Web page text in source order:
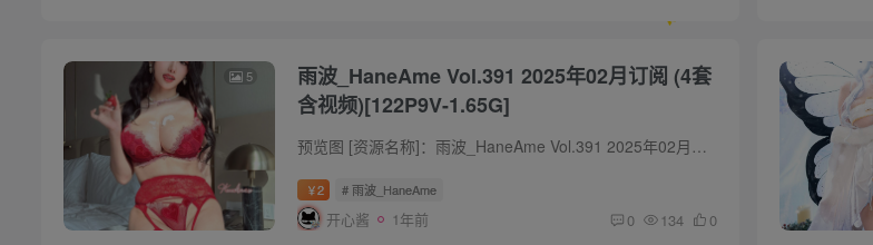
5
雨波_HaneAme Vol.391 2025年02月订阅 (4套
含视频)[122P9V-1.65G]
预览图 [资源名称]：雨波_HaneAme Vol.391 2025年02月订阅 (4套含视频)[122P9V-1.65G] [水印说明]：预览图有压缩,套图内均为原版无水印高清大图 [版权申明]：本站内容均来自网络,仅作分享,如有...
￥2 # 雨波_HaneAme
开心酱 1年前 0 134 0